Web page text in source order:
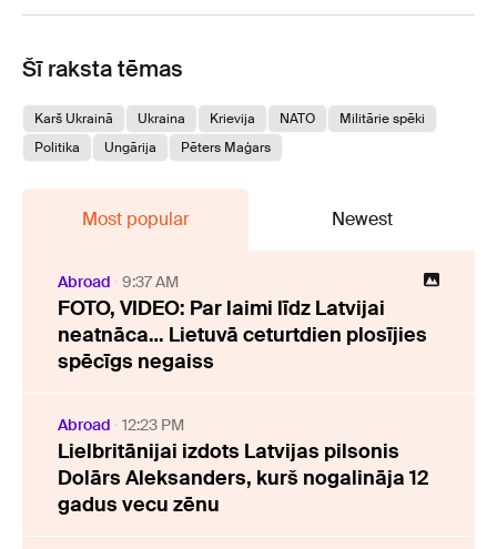
Šī raksta tēmas
Karš Ukrainā Ukraina Krievija NATO
Militārie spēki
Politika
Ungārija Pēters Maģars
Most popular Newest
Abroad 9:37 AM
FOTO, VIDEO: Par laimi līdz Latvijai
neatnāca… Lietuvā ceturtdien plosījies
spēcīgs negaiss
Abroad 12:23 PM
Lielbritānijai izdots Latvijas pilsonis
Dolārs Aleksanders, kurš nogalināja 12
gadus vecu zēnu